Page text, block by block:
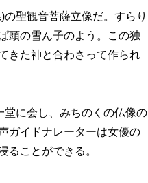
聖観音菩薩立像だ。すらり
頭の雪ん子のよう。この独
きた神と合わさって作られ
に会し、みちのくの仏像の
ガイドナレーターは女優の
ることができる。